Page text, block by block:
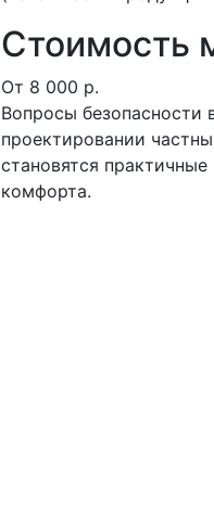
Стоимость
От 8 000 р.
Вопросы безопасности
проектировании
становятся
комфорта.